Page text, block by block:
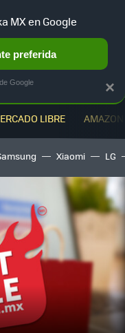
LIBRE
Xiaomi LG
×
MX en Google
preferida
Google